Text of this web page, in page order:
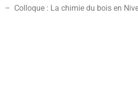
– Colloque : La chimie du bois en